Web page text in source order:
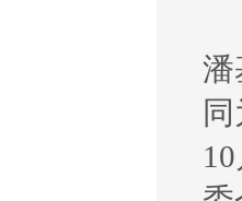
潘